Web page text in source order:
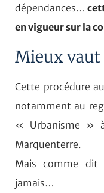
dépendances…
en vigueur sur la
Mieux vaut
Cette procédure
notamment au
« Urbanisme »
Marquenterre.
Mais comme dit
jamais…